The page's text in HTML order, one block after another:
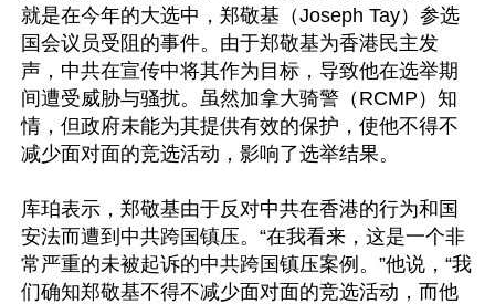
就是在今年的大选中，郑敬基（Joseph Tay）参选
国会议员受阻的事件。由于郑敬基为香港民主发
声，中共在宣传中将其作为目标，导致他在选举期
间遭受威胁与骚扰。虽然加拿大骑警（RCMP）知
情，但政府未能为其提供有效的保护，使他不得不
减少面对面的竞选活动，影响了选举结果。
库珀表示，郑敬基由于反对中共在香港的行为和国
安法而遭到中共跨国镇压。“在我看来，这是一个非
常严重的未被起诉的中共跨国镇压案例。”他说，“我
们确知郑敬基不得不减少面对面的竞选活动，而他